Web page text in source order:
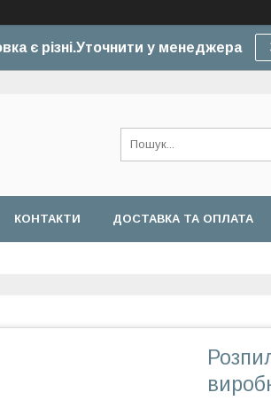
є різні.Уточнити у менеджера
КОНТАКТИ ДОСТАВКА ТА ОПЛАТА